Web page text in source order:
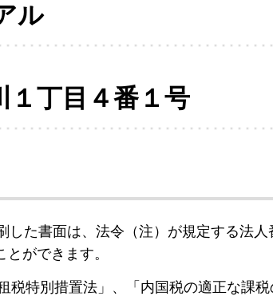
ル
１丁目４番１号
した書面は、法令（注）が規定する法
ができます。
税特別措置法」、「内国税の適正な課